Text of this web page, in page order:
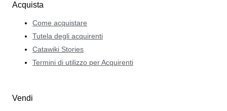
Acquista
Come acquistare
Tutela degli acquirenti
Catawiki Stories
Termini di utilizzo per Acquirenti
Vendi